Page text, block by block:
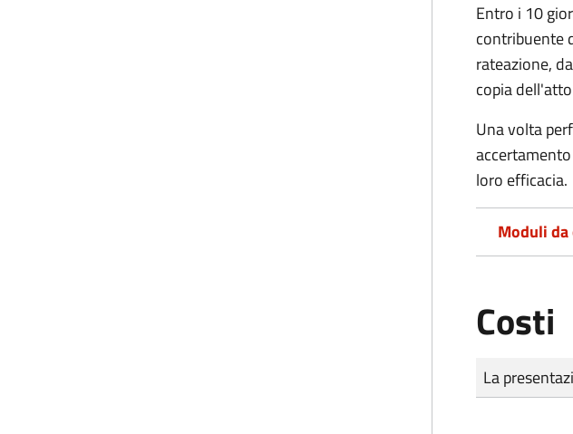
Entro i 10
contribuente
rateazione,
copia
Una volta
loro efficacia.
Moduli
Costi
Tipo di
Importo
La